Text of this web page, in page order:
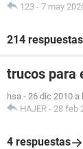
123 - 7 may
214 respuestas
trucos para
hsa - 26 dic 2010 a
HAJER - 28 feb
4 respuestas